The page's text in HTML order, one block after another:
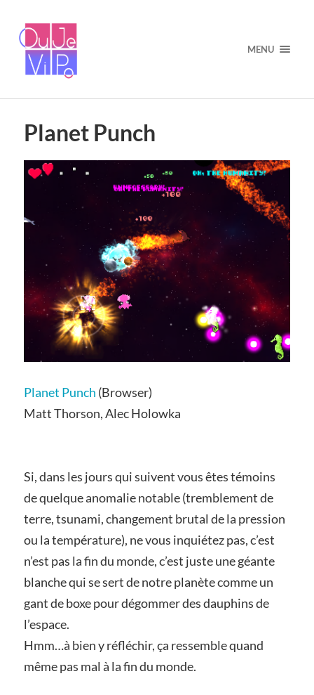
MENU
Planet Punch
Planet Punch (Browser)
Matt Thorson, Alec Holowka
Si, dans les jours qui suivent vous êtes témoins
de quelque anomalie notable (tremblement de
terre, tsunami, changement brutal de la pression
ou la température), ne vous inquiétez pas, c’est
n’est pas la fin du monde, c’est juste une géante
blanche qui se sert de notre planète comme un
gant de boxe pour dégommer des dauphins de
l’espace.
Hmm…à bien y réfléchir, ça ressemble quand
même pas mal à la fin du monde.